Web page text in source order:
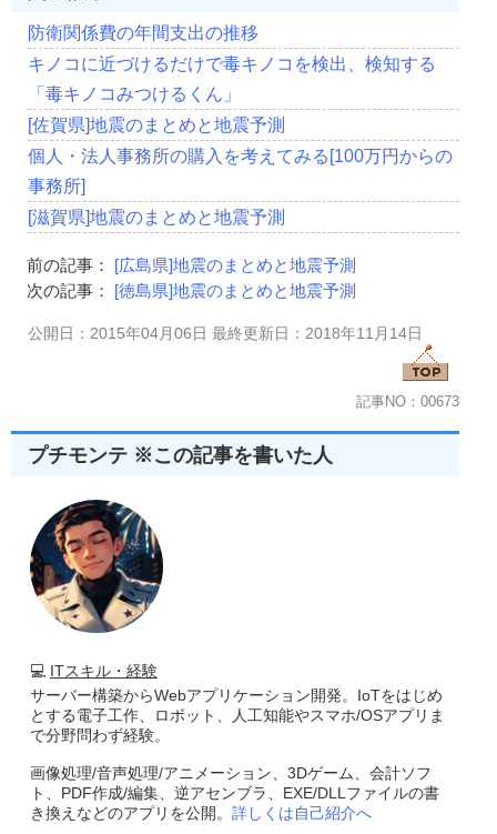
防衛関係費の年間支出の推移
キノコに近づけるだけで毒キノコを検出、検知する
「毒キノコみつけるくん」
[佐賀県]地震のまとめと地震予測
個人・法人事務所の購入を考えてみる[100万円からの
事務所]
[滋賀県]地震のまとめと地震予測
前の記事：
[広島県]地震のまとめと地震予測
次の記事：
[徳島県]地震のまとめと地震予測
公開日：2015年04月06日 最終更新日：2018年11月14日
記事NO：00673
プチモンテ ※この記事を書いた人
💻 ITスキル・経験
サーバー構築からWebアプリケーション開発。IoTをはじめ
とする電子工作、ロボット、人工知能やスマホ/OSアプリま
で分野問わず経験。
画像処理/音声処理/アニメーション、3Dゲーム、会計ソフ
ト、PDF作成/編集、逆アセンブラ、EXE/DLLファイルの書
き換えなどのアプリを公開。 詳しくは自己紹介へ